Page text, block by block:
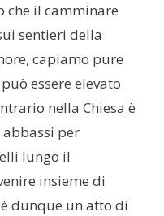
che il camminare
sentieri della
capiamo pure
essere elevato
nella Chiesa è
abbassi per
lungo il
insieme di
dunque un atto di